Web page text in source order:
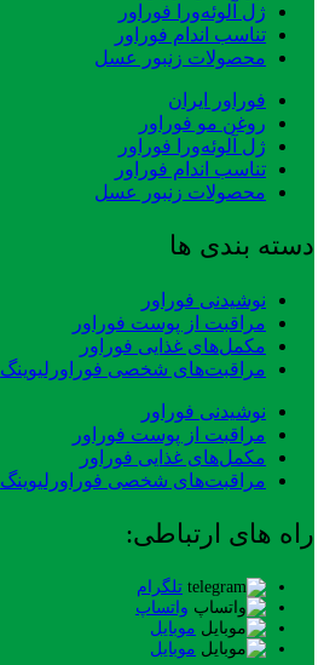
ژل آلوئه‌ورا فوراور
تناسب اندام فوراور
محصولات زنبور عسل
فوراور ایران
روغن مو فوراور
ژل آلوئه‌ورا فوراور
تناسب اندام فوراور
محصولات زنبور عسل
دسته بندی ها
نوشیدنی فوراور
مراقبت از پوست فوراور
مکمل‌های غذایی فوراور
مراقبت‌های شخصی فوراورلیوینگ
نوشیدنی فوراور
مراقبت از پوست فوراور
مکمل‌های غذایی فوراور
مراقبت‌های شخصی فوراورلیوینگ
راه های ارتباطی:
تلگرام
واتساپ
موبایل
موبایل